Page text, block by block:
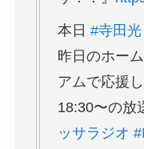
本日 #寺田光
昨日のホー
アムで応援
18:30〜の放
ッサラジオ